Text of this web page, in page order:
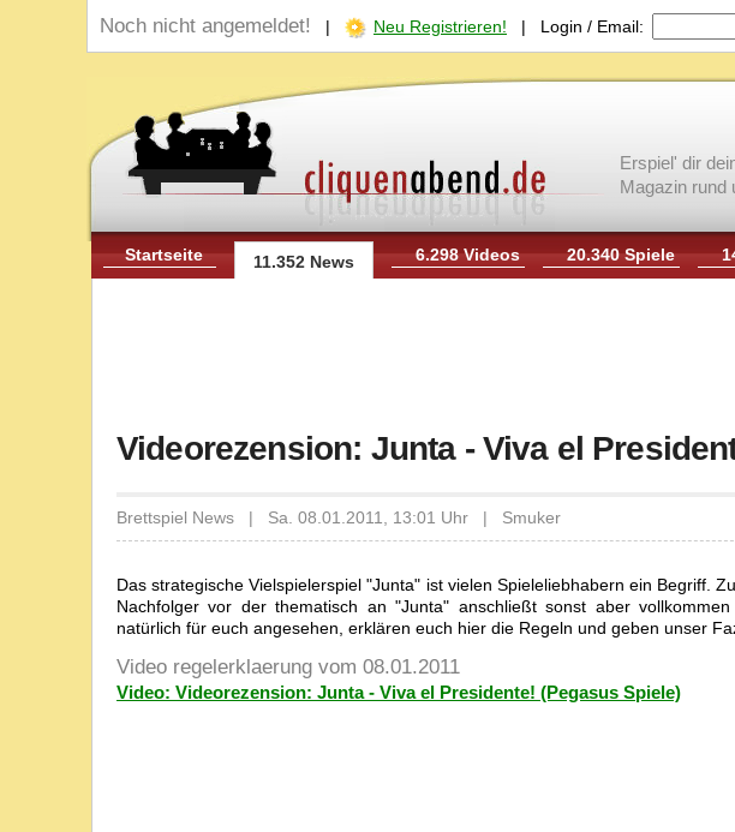
Noch nicht angemeldet! | Neu Registrieren! | Login / Email:
Erspiel' dir
Magazin rund
Startseite 11.352 News 6.298 Videos 20.340 Spiele
Videorezension: Junta - Viva el
Brettspiel News | Sa. 08.01.2011, 13:01 Uhr | Smuker
Das strategische Vielspielerspiel "Junta" ist vielen Spieleliebhabern ein Begriff.
Nachfolger vor der thematisch an "Junta" anschließt sonst aber
natürlich für euch angesehen, erklären euch hier die Regeln und geben unser
Video regelerklaerung vom 08.01.2011
Video: Videorezension: Junta - Viva el Presidente! (Pegasus Spiele)